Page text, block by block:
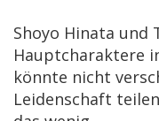
Shoyo Hinata und
Hauptcharaktere
könnte nicht
Leidenschaft